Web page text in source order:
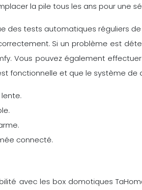
la pile tous les ans pour une
des tests automatiques réguliers
Si un problème est
Vous pouvez également
fonctionnelle et que le système
connecté.
avec les box domotiques